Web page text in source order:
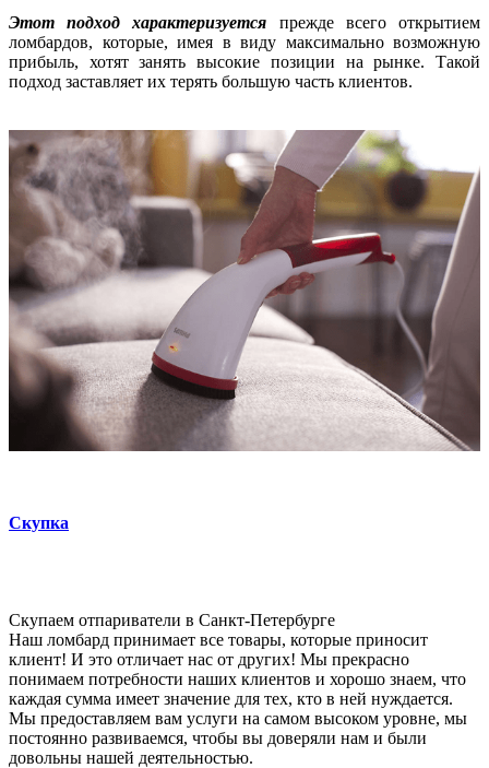
Этот подход характеризуется прежде всего открытием
ломбардов, которые, имея в виду максимально возможную
прибыль, хотят занять высокие позиции на рынке. Такой
подход заставляет их терять большую часть клиентов.
Скупка
Скупаем отпариватели в Санкт-Петербурге
Наш ломбард принимает все товары, которые приносит
клиент! И это отличает нас от других! Мы прекрасно
понимаем потребности наших клиентов и хорошо знаем, что
каждая сумма имеет значение для тех, кто в ней нуждается.
Мы предоставляем вам услуги на самом высоком уровне, мы
постоянно развиваемся, чтобы вы доверяли нам и были
довольны нашей деятельностью.